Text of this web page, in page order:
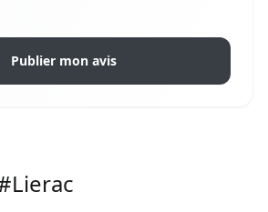
Publier mon avis